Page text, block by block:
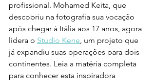
profissional. Mohamed Keita, que
descobriu na fotografia sua vocação
após chegar à Itália aos 17 anos, agora
lidera o Studio Kene, um projeto que
já expandiu suas operações para dois
continentes. Leia a matéria completa
para conhecer esta inspiradora